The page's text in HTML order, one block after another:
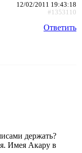
12/02/2011 19:43:18
#1353110
Ответить
держать?
Имея Акару в